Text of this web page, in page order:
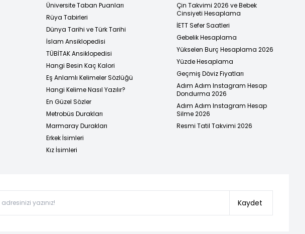
Üniversite Taban Puanları
Rüya Tabirleri
Dünya Tarihi ve Türk Tarihi
İslam Ansiklopedisi
TÜBİTAK Ansiklopedisi
Hangi Besin Kaç Kalori
Eş Anlamlı Kelimeler Sözlüğü
Hangi Kelime Nasıl Yazılır?
En Güzel Sözler
Metrobüs Durakları
Marmaray Durakları
Erkek İsimleri
Kız İsimleri
Çin Takvimi 2026 ve Bebek
Cinsiyeti Hesaplama
İETT Sefer Saatleri
Gebelik Hesaplama
Yükselen Burç Hesaplama 2026
Yüzde Hesaplama
Geçmiş Döviz Fiyatları
Adım Adım Instagram Hesap
Dondurma 2026
Adım Adım Instagram Hesap
Silme 2026
Resmi Tatil Takvimi 2026
Kaydet